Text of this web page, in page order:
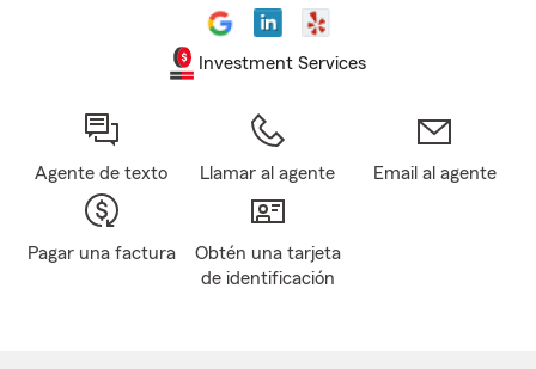
Investment Services
Agente de texto Llamar al agente Email al agente
Pagar una factura
Obtén una tarjeta
de identificación